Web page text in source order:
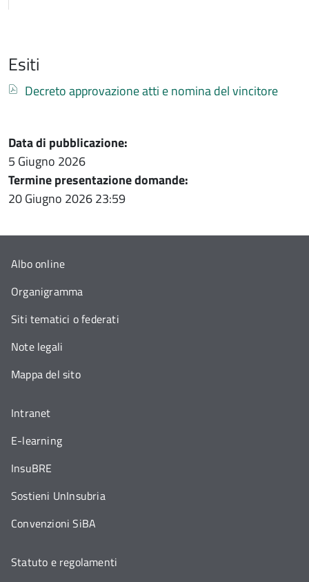
Esiti
Documento
Decreto approvazione atti e nomina del vincitore
Data di pubblicazione:
5 Giugno 2026
Termine presentazione domande:
20 Giugno 202623:59
Albo online
Organigramma
Siti tematici o federati
Note legali
Mappa del sito
Intranet
E-learning
InsuBRE
Sostieni UnInsubria
Convenzioni SiBA
Statuto e regolamenti